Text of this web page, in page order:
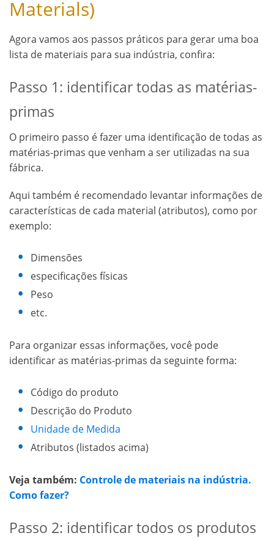
Materials)
Agora vamos aos passos práticos para gerar uma boa
lista de materiais para sua indústria, confira:
Passo 1: identificar todas as matérias-
primas
O primeiro passo é fazer uma identificação de todas as
matérias-primas que venham a ser utilizadas na sua
fábrica.
Aqui também é recomendado levantar informações de
características de cada material (atributos), como por
exemplo:
Dimensões
especificações físicas
Peso
etc.
Para organizar essas informações, você pode
identificar as matérias-primas da seguinte forma:
Código do produto
Descrição do Produto
Unidade de Medida
Atributos (listados acima)
Veja também: Controle de materiais na indústria.
Como fazer?
Passo 2: identificar todos os produtos